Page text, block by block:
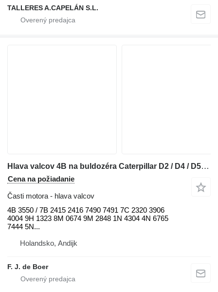
TALLERES A.CAPELÁN S.L.
Hlava valcov 4B na buldozéra Caterpillar D2 / D4 / D5 / D6 / D7 / D8 / 920 / 926 / 928 / 930 / 950 / 966 / 972 / 14M / 16M / 18M / 325 / 345 / 349
Cena na požiadanie
Časti motora - hlava valcov
4B 3550 / 7B 2415 2416 7490 7491 7C 2320 3906
4004 9H 1323 8M 0674 9M 2848 1N 4304 4N 6765
7444 5N...
Holandsko, Andijk
F. J. de Boer